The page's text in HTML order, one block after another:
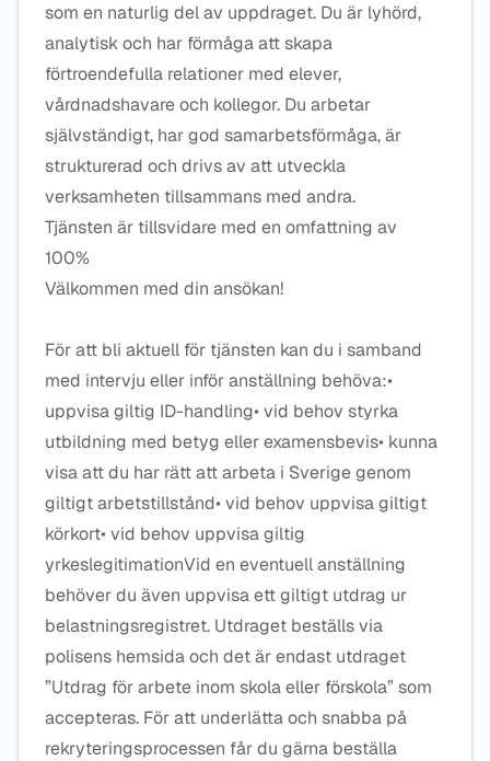
som en naturlig del av uppdraget. Du är lyhörd,
analytisk och har förmåga att skapa
förtroendefulla relationer med elever,
vårdnadshavare och kollegor. Du arbetar
självständigt, har god samarbetsförmåga, är
strukturerad och drivs av att utveckla
verksamheten tillsammans med andra.
Tjänsten är tillsvidare med en omfattning av
100%
Välkommen med din ansökan!
För att bli aktuell för tjänsten kan du i samband
med intervju eller inför anställning behöva:•
uppvisa giltig ID-handling• vid behov styrka
utbildning med betyg eller examensbevis• kunna
visa att du har rätt att arbeta i Sverige genom
giltigt arbetstillstånd• vid behov uppvisa giltigt
körkort• vid behov uppvisa giltig
yrkeslegitimationVid en eventuell anställning
behöver du även uppvisa ett giltigt utdrag ur
belastningsregistret. Utdraget beställs via
polisens hemsida och det är endast utdraget
”Utdrag för arbete inom skola eller förskola” som
accepteras. För att underlätta och snabba på
rekryteringsprocessen får du gärna beställa